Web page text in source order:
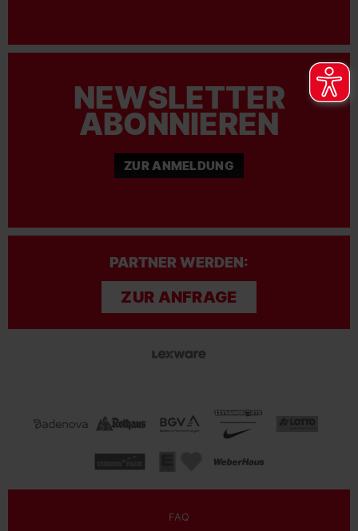
NEWSLETTER
ABONNIEREN
ZUR ANMELDUNG
PARTNER WERDEN:
ZUR ANFRAGE
FAQ